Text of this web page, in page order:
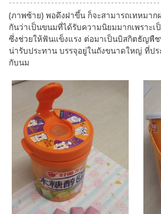
(ภาพซ้าย) พอดึงฝาขึ้น ก็จะสามารถเทหมาก
กันว่าเป็นขนมที่ได้รับความนิยมมากเพราะ
ซึ่งช่วยให้ฟันแข็งแรง ต่อมาเป็นบิสกิตธัญพื
น่ารับประทาน บรรจุอยู่ในถังขนาดใหญ่ ที่ป
กับนม